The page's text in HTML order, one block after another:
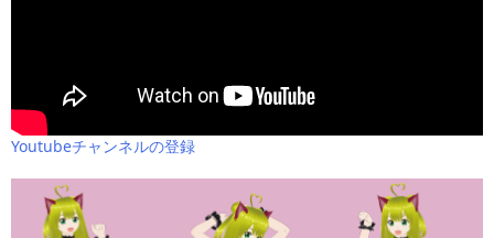
Youtubeチャンネルの登録